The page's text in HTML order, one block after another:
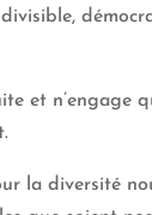
et n’engage
la diversité